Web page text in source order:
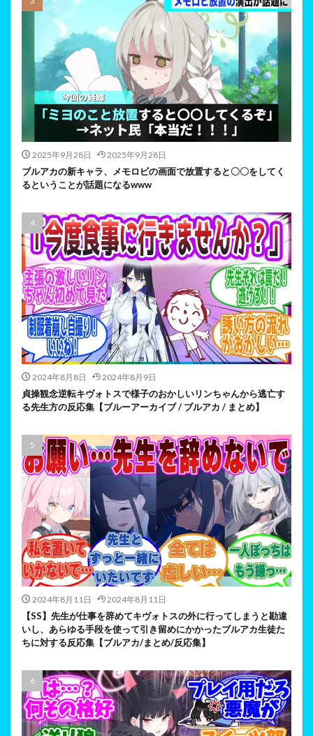
2025年9月28日 2025年9月28日
ブルアカの新キャラ、メモロビの画面で放置すると〇〇をしてく
るということが話題になるwww
2024年8月8日 2024年8月9日
貞操観念逆転キヴォトスで様子のおかしいリンちゃんから逃亡す
る先生方の反応集【ブルーアーカイブ / ブルアカ / まとめ】
2024年8月11日 2024年8月11日
【SS】先生が仕事を辞めてキヴォトスの外に行ってしまうと勘違
いし、あらゆる手段を使って引き留めにかかったブルアカ生徒た
ちに対する反応集【ブルアカ/まとめ/反応集】